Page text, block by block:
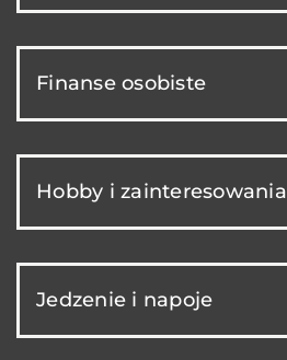
Finanse osobiste
Hobby i zainteresowania
Jedzenie i napoje